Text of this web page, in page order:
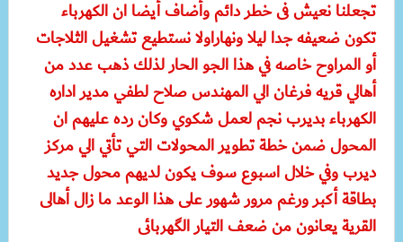
تجعلنا نعيش فى خطر دائم وأضاف أيضا ان الكهرباء
تكون ضعيفه جدا ليلا ونهاراولا نستطيع تشغيل الثلاجات
أو المراوح خاصه في هذا الجو الحار لذلك ذهب عدد من
أهالي قريه فرغان الي المهندس صلاح لطفي مدير اداره
الكهرباء بديرب نجم لعمل شكوي وكان رده عليهم ان
المحول ضمن خطة تطوير المحولات التي تأتي الي مركز
ديرب وفي خلال اسبوع سوف يكون لديهم محول جديد
بطاقة أكبر ورغم مرور شهور على هذا الوعد ما زال أهالى
القرية يعانون من ضعف التيار الگهربائى